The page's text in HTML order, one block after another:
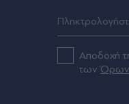
Αποδοχή
τωνΌρων